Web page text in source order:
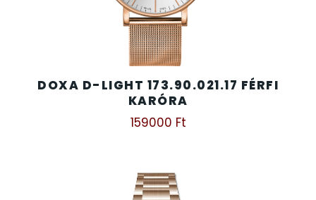
DOXA D-LIGHT 173.90.021.17 FÉRFI
KARÓRA
159000 Ft